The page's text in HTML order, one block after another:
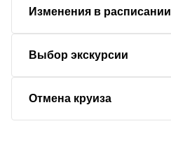
Изменения в расписании
Выбор экскурсии
Отмена круиза